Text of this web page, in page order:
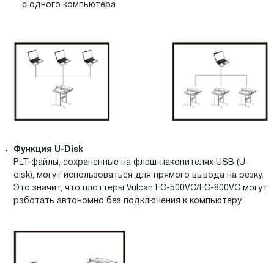
с одного компьютера.
Функция U-Disk
PLT-файлы, сохраненные на флэш-накопителях USB (U-
disk), могут использоваться для прямого вывода на резку.
Это значит, что плоттеры Vulcan FC-500VC/FC-800VC могут
работать автономно без подключения к компьютеру.